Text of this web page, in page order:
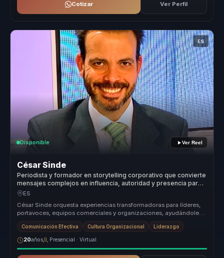
Cotizar Ver Perfil
ES
Disponible Ver Reel
César Sinde
Periodista y formador en storytelling corporativo que convierte
mensajes complejos en influencia, autoridad y presencia para
líderes y portavoces.
ES
César Sinde orquesta experiencias transformadoras para líderes,
portavoces, equipos comerciales y organizaciones, ayudándoles
a dejar atr...
Comunicación Efectiva Cultura Organizacional Liderazgo
20años Presencial · Virtual